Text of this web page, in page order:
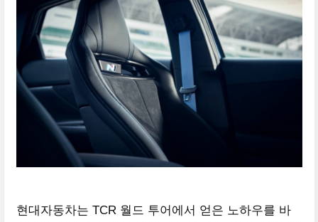
현대자동차는 TCR 월드 투어에서 얻은 노하우를 바